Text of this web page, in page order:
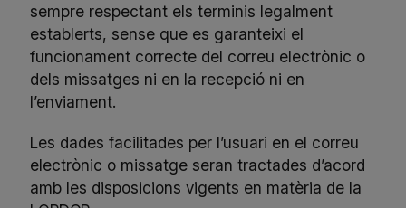
sempre respectant els terminis legalment
establerts, sense que es garanteixi el
funcionament correcte del correu electrònic o
dels missatges ni en la recepció ni en
l’enviament.
Les dades facilitades per l’usuari en el correu
electrònic o missatge seran tractades d’acord
amb les disposicions vigents en matèria de la